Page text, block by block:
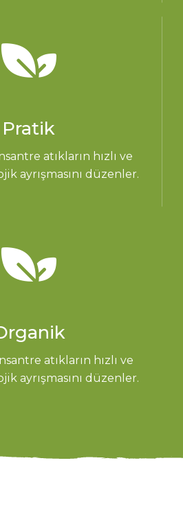
Pratik
atıkların hızlı ve
ayrışmasını düzenler.
atıkların hızlı ve
ayrışmasını düzenler.